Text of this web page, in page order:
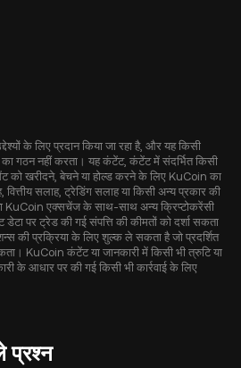
के लिए प्रदान किया जा रहा है, और यह किसी
का गठन नहीं करता। यह कंटेंट, कंटेंट में संदर्भित किसी
को खरीदने, बेचने या होल्ड करने के लिए KuCoin का
सलाह, ट्रेडिंग सलाह या किसी अन्य प्रकार की
KuCoin एक्सचेंज के साथ-साथ अन्य क्रिप्टोकरेंसी
डेटा पर ट्रेड की गई संपत्ति की कीमतों को दर्शा सकता
की प्रक्रिया के लिए शुल्क ले सकता है जो प्रदर्शित
KuCoin कंटेंट या जानकारी में किसी भी त्रुटि या
के आधार पर की गई किसी भी कार्रवाई के लिए
प्रश्न